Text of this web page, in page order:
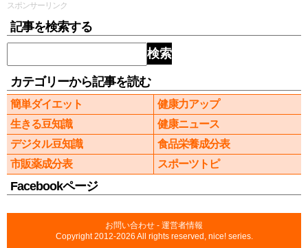
スポンサーリンク
記事を検索する
検索
カテゴリーから記事を読む
簡単ダイエット
健康力アップ
生きる豆知識
健康ニュース
デジタル豆知識
食品栄養成分表
市販薬成分表
スポーツトピ
Facebookページ
お問い合わせ - 運営者情報
Copyright 2012-2026 All rights reserved, nice! series.